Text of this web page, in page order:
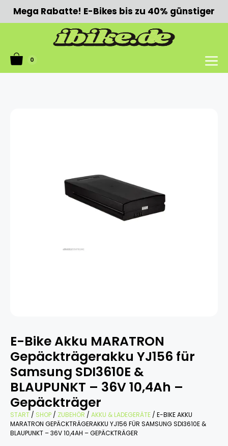
Zum
Inhalt
Mega Rabatte! E-Bikes bis zu 40% günstiger
0
Menü
E-Bike Akku MARATRON
Gepäckträgerakku YJ156 für
Samsung SDI3610E &
BLAUPUNKT – 36V 10,4Ah –
Gepäckträger
START / SHOP / ZUBEHÖR / AKKU & LADEGERÄTE / E-BIKE AKKU
MARATRON GEPÄCKTRÄGERAKKU YJ156 FÜR SAMSUNG SDI3610E &
BLAUPUNKT – 36V 10,4AH – GEPÄCKTRÄGER